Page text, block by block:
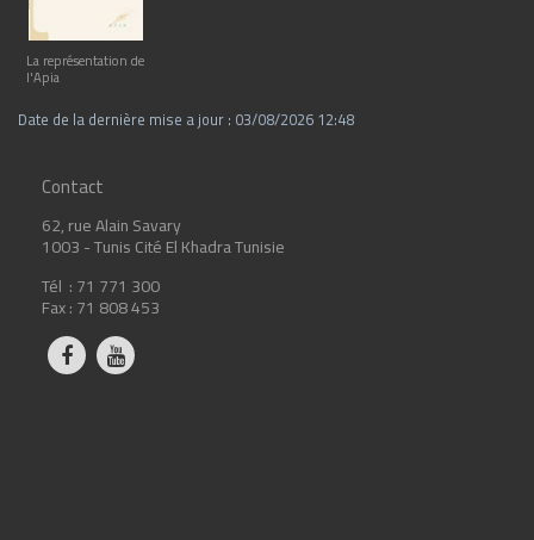
La représentation de
l'Apia
Date de la dernière mise a jour : 03/08/2026 12:48
Contact
62, rue Alain Savary
1003 - Tunis Cité El Khadra Tunisie
Tél : 71 771 300
Fax : 71 808 453